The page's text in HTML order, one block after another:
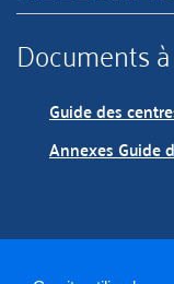
Documents
Guide des
Annexes Guide